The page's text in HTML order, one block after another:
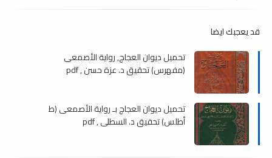
قد يعجبك ايضا
تحميل ديوان العجاج, رواية الأصمعى
(مفهرس) تحقيق د. عزة حسن , pdf
تحميل ديوان العجاج بـ رواية الأصمعى (ط
أطلس) تحقيق د. السطلى , pdf